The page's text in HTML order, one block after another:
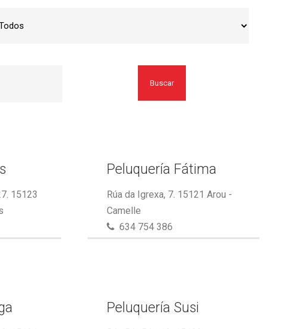
Buscar
15123
Peluquería Fátima
Rúa da Igrexa, 7. 15121 Arou -
Camelle
634 754 386
Peluquería Susi